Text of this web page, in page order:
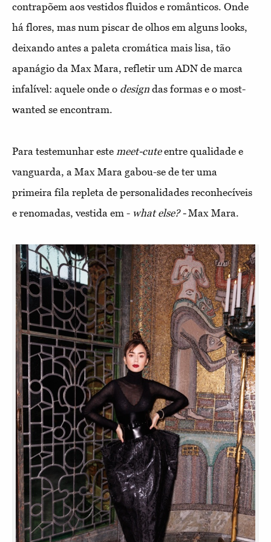
contrapõem aos vestidos fluidos e românticos. Onde
há flores, mas num piscar de olhos em alguns looks,
deixando antes a paleta cromática mais lisa, tão
apanágio da Max Mara, refletir um ADN de marca
infalível: aquele onde o design das formas e o most-
wanted se encontram.
Para testemunhar este meet-cuteentre qualidade e
vanguarda, a Max Mara gabou-se de ter uma
primeira fila repleta de personalidades reconhecíveis
e renomadas, vestida em - what else? -Max Mara.